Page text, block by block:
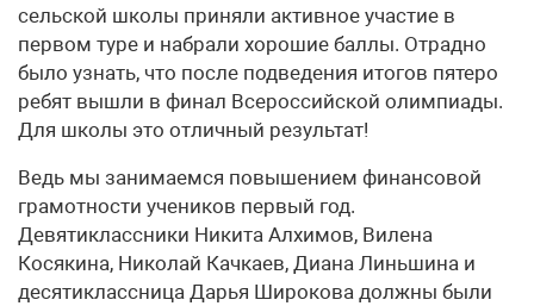
сельской школы приняли активное участие в
первом туре и набрали хорошие баллы. Отрадно
было узнать, что после подведения итогов пятеро
ребят вышли в финал Всероссийской олимпиады.
Для школы это отличный результат!
Ведь мы занимаемся повышением финансовой
грамотности учеников первый год.
Девятиклассники Никита Алхимов, Вилена
Косякина, Николай Качкаев, Диана Линьшина и
десятиклассница Дарья Широкова должны были